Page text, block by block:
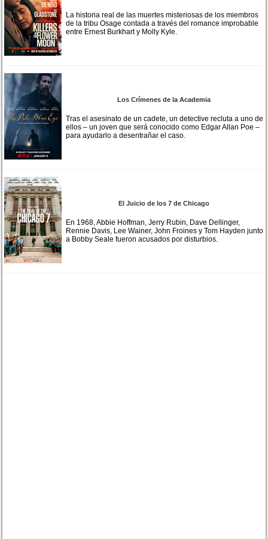
La historia real de las muertes misteriosas de los miembros
de la tribu Osage contada a través del romance improbable
entre Ernest Burkhart y Molly Kyle.
Los Crímenes de la Academia
Tras el asesinato de un cadete, un detective recluta a uno de
ellos – un joven que será conocido como Edgar Allan Poe –
para ayudarlo a desentrañar el caso.
El Juicio de los 7 de Chicago
En 1968, Abbie Hoffman, Jerry Rubin, Dave Dellinger,
Rennie Davis, Lee Wainer, John Froines y Tom Hayden junto
a Bobby Seale fueron acusados por disturbios.